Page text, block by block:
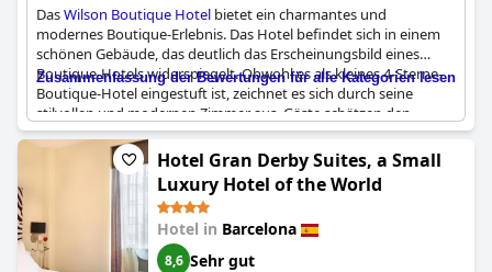
DasWilson Boutique Hotel bietet ein charmantes und
modernes Boutique-Erlebnis. Das Hotel befindet sich in einem
schönen Gebäude, das deutlich das Erscheinungsbild eines
Boutique-Hotels widerspiegelt. Obwohl es als kleines 4-Sterne-
Boutique-Hotel eingestuft ist, zeichnet es sich durch seine
stilvollen und modernen Zimmer aus. Gäste schätzen den
Boutique-Ansatz bei den Annehmlichkeiten, der zum
Gesamtcharme und zur Attraktivität beiträgt. Dieses stilvolle
Haus bietet ein tolles, kleines Boutique-Erlebnis und ist somit
eine ausgezeichnete Wahl für Reisende, die einen Boutique-
Aufenthalt suchen. Wer jedoch eine romantische Atmosphäre
sucht, findet es möglicherweise weniger geeignet. Insgesamt
behält es seinen Reiz als solides Boutique-Hotel.
Zusammenfassung der Bewertungen für alle Kategorien lesen
Hotel Gran Derby Suites, a Small
Luxury Hotel of the World
Hotel in Barcelona
8,6 Sehr gut